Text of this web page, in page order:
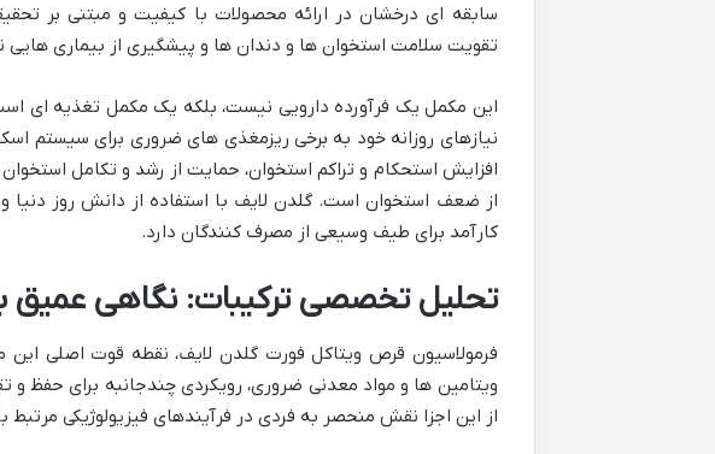
سابقه ای درخشان در ارائه محصولات با کیفیت و مبتنی بر
تقویت سلامت استخوان ها و دندان ها و پیشگیری از بیماری هایی
این مکمل یک فرآورده دارویی نیست، بلکه یک مکمل تغذیه ای
نیازهای روزانه خود به برخی ریزمغذی های ضروری برای سیستم
افزایش استحکام و تراکم استخوان، حمایت از رشد و تکامل
از ضعف استخوان است. گلدن لایف با استفاده از دانش روز
کارآمد برای طیف وسیعی از مصرف کنندگان دارد.
تحلیل تخصصی ترکیبات: نگاهی عمیق
فرمولاسیون قرص ویتاکل فورت گلدن لایف، نقطه قوت اصلی این
ویتامین ها و مواد معدنی ضروری، رویکردی چندجانبه برای
از این اجزا نقش منحصر به فردی در فرآیندهای فیزیولوژیکی